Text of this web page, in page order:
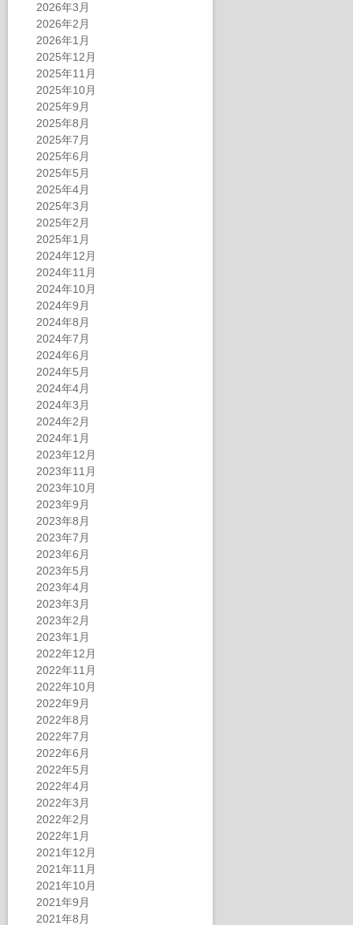
2026年3月
2026年2月
2026年1月
2025年12月
2025年11月
2025年10月
2025年9月
2025年8月
2025年7月
2025年6月
2025年5月
2025年4月
2025年3月
2025年2月
2025年1月
2024年12月
2024年11月
2024年10月
2024年9月
2024年8月
2024年7月
2024年6月
2024年5月
2024年4月
2024年3月
2024年2月
2024年1月
2023年12月
2023年11月
2023年10月
2023年9月
2023年8月
2023年7月
2023年6月
2023年5月
2023年4月
2023年3月
2023年2月
2023年1月
2022年12月
2022年11月
2022年10月
2022年9月
2022年8月
2022年7月
2022年6月
2022年5月
2022年4月
2022年3月
2022年2月
2022年1月
2021年12月
2021年11月
2021年10月
2021年9月
2021年8月